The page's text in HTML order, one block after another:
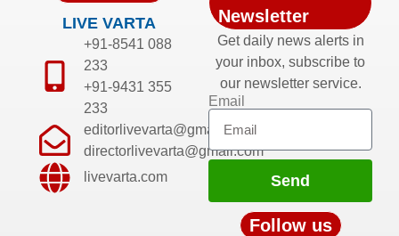
LIVE VARTA
+91-8541 088
233
+91-9431 355
233
editorlivevarta@gmail.com
directorlivevarta@gmail.com
livevarta.com
Newsletter
Get daily news alerts in
your inbox, subscribe to
our newsletter service.
Email
Send
Follow us